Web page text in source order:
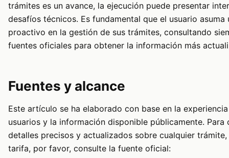
trámites es un avance, la ejecución puede presentar
desafíos técnicos. Es fundamental que el usuario asuma
proactivo en la gestión de sus trámites, consultando
fuentes oficiales para obtener la información más
Fuentes y alcance
Este artículo se ha elaborado con base en la
usuarios y la información disponible públicamente. Para
detalles precisos y actualizados sobre cualquier
tarifa, por favor, consulte la fuente oficial: